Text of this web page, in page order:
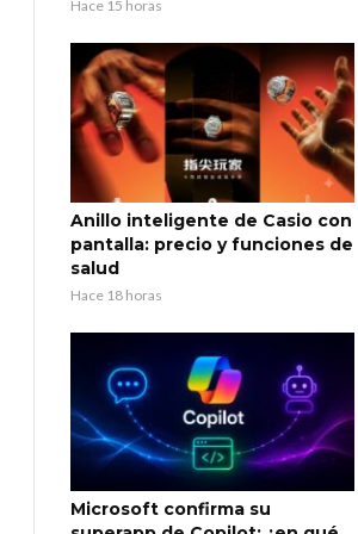
Hace 15 horas
Anillo inteligente de Casio con
pantalla: precio y funciones de
salud
Hace 18 horas
Microsoft confirma su